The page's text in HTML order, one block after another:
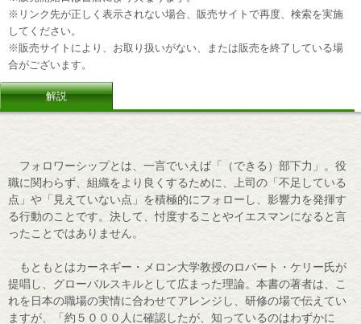
※リンク先が正しく表示されない場合、販売サイトで再度、検索を実施
してください。
※販売サイトにより、お取り扱いがない、または販売を終了している場
合がございます。
解説
フォロワーシップとは、一言でいえば「（できる）部下力」。役
職に関わらず、組織をより良くするために、上司の「不足している
点」や「見えていない点」を積極的にフォローし、影響力を発揮す
る行動のことです。決して、忖度することやイエスマンになると言
ったことではありません。
もともとはカーネギー・メロン大学教授のロバート・ケリー氏が
提唱し、グローバルスキルとして広まった理論。本書の著者は、こ
れを日本の職場の実情に合わせてアレンジし、研修の場で伝えてい
ますが、「約５０００人に確認したが、知っているのはわずかに